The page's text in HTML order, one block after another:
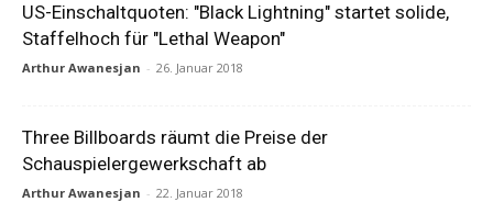
US-Einschaltquoten: "Black Lightning" startet solide,
Staffelhoch für "Lethal Weapon"
Arthur Awanesjan - 26. Januar 2018
Three Billboards räumt die Preise der
Schauspielergewerkschaft ab
Arthur Awanesjan - 22. Januar 2018